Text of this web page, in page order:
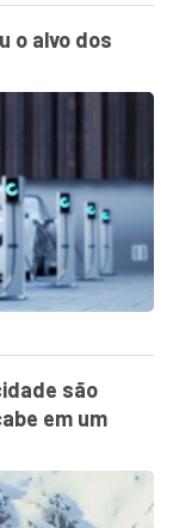
o alvo dos
são
em um